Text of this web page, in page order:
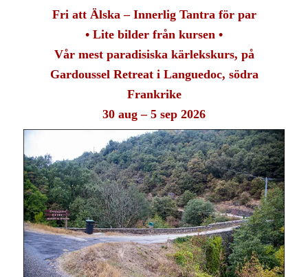
Fri att Älska – Innerlig Tantra för par
• Lite bilder från kursen •
Vår mest paradisiska kärlekskurs, på
Gardoussel Retreat i Languedoc, södra
Frankrike
30 aug – 5 sep 2026